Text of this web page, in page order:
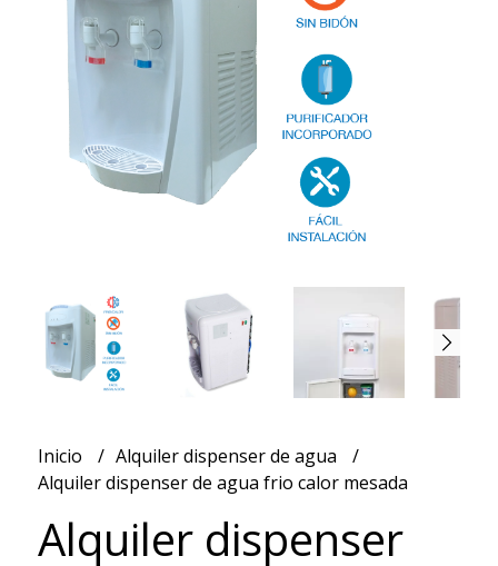
Inicio
Alquiler dispenser de agua
Alquiler dispenser de agua frio calor mesada
Alquiler dispenser